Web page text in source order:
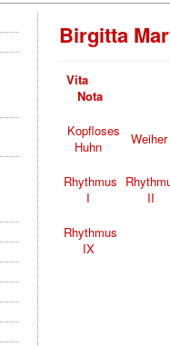
Birgitta
Vita
Nota
Kopfloses
Huhn
Weiher
Rhythmus
I
II
Rhythmus
IX